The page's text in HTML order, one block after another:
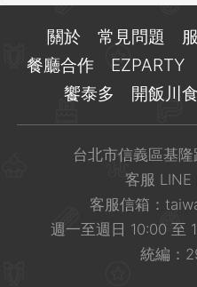
關於 常見問題
餐廳合作
EZPARTY
饗泰多
開飯川
台北市信義區基
客服 LINE
客服信箱：
週一至週日 10:00 至
統編：